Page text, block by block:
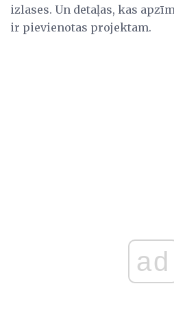
izlases. Un detaļas, kas
ir pievienotas projektam.
ad